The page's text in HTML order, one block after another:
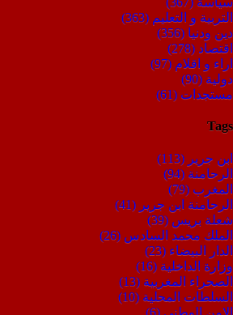
التربية و التعليم (363)
دين ودنيا (356)
اقتصاد (278)
اراء و اقلام (97)
دولية (90)
مستجدات (61)
Tags
ابن جرير (113)
الرحامنة (94)
المغرب (79)
الرحامنة ابن جرير (41)
شعلة بريس (39)
الملك محمد السادس (26)
الدار البيضاء (23)
وزارة الداخلية (16)
الصحراء المغربية (13)
السلطات المحلية (10)
الامن الوطني (6)